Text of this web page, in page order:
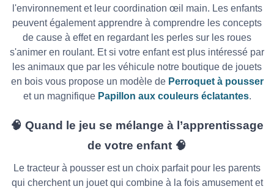
l'environnement et leur coordination œil main. Les enfants
peuvent également apprendre à comprendre les concepts
de cause à effet en regardant les perles sur les roues
s'animer en roulant. Et si votre enfant est plus intéressé par
les animaux que par les véhicule notre boutique de jouets
en bois vous propose un modèle de Perroquet à pousser
et un magnifique Papillon aux couleurs éclatantes.
🧠 Quand le jeu se mélange à l’apprentissage
de votre enfant 🧠
Le tracteur à pousser est un choix parfait pour les parents
qui cherchent un jouet qui combine à la fois amusement et